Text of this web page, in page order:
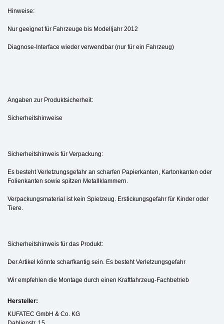
Hinweise:
Nur geeignet für Fahrzeuge bis Modelljahr 2012
Diagnose-Interface wieder verwendbar (nur für ein Fahrzeug)
Angaben zur Produktsicherheit:
Sicherheitshinweise
Sicherheitshinweis für Verpackung:
Es besteht Verletzungsgefahr an scharfen Papierkanten, Kartonkanten oder
Folienkanten sowie spitzen Metallklammern.
Verpackungsmaterial ist kein Spielzeug. Erstickungsgefahr für Kinder oder
Tiere.
Sicherheitshinweis für das Produkt:
Der Artikel könnte scharfkantig sein. Es besteht Verletzungsgefahr
Wir empfehlen die Montage durch einen Kraftfahrzeug-Fachbetrieb
Hersteller:
KUFATEC GmbH & Co. KG